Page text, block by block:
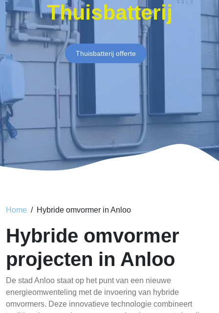
Thuisbatterij
Thuisbatterij offerte
Home Hybride omvormer in Anloo
Hybride omvormer
projecten in Anloo
De stad Anloo staat op het punt van een nieuwe
energieomwenteling met de invoering van hybride
omvormers. Deze innovatieve technologie combineert